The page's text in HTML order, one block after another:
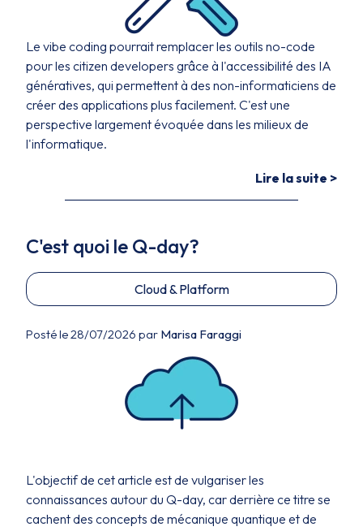
Le vibe coding pourrait remplacer les outils no-code
pour les citizen developers grâce à l'accessibilité des IA
génératives, qui permettent à des non-informaticiens de
créer des applications plus facilement. C'est une
perspective largement évoquée dans les milieux de
l'informatique.
Lire la suite >
C'est quoi le Q-day?
Cloud & Platform
Posté le 28/07/2026 par Marisa Faraggi
L'objectif de cet article est de vulgariser les
connaissances autour du Q-day, car derrière ce titre se
cachent des concepts de mécanique quantique et de